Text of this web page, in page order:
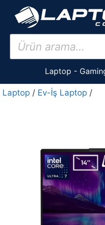
İçeriğe
Products
search
Laptop -
Laptop / Ev-İş Laptop /